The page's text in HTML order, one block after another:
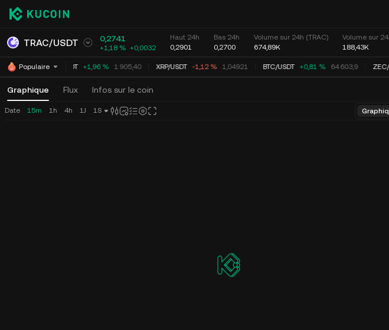
TRAC/USDT 0,2741
+1,18 % +0,0032
Haut 24h
0,2901
Bas 24h
0,2700
Volume sur 24h (TRAC)
674,89K
Volume sur
188,43K
PopulaireETH/ USDT +1,96 % 1 905,40 XRP/USDT -1,12 % 1,04921 BTC/USDT +0,81 % 64 604,0 ZEC/
Graphique Flux Infos sur le coin
Date 15m 1h 4h 1J 1S